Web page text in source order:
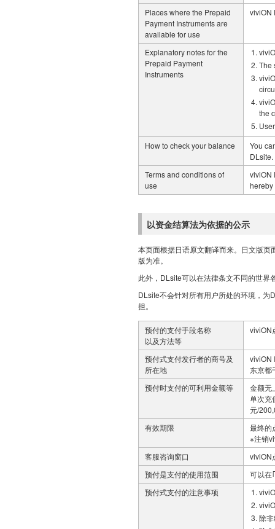
Places where the Prepaid
Payment Instruments are
available for use
viviON
Explanatory notes for the
Prepaid Payment
Instruments
The
the
How to check your balance
You
DLsite.
Terms and conditions of
use
viviON
hereby
以资金结算法为依据的公示
本页面根据日语原文翻译而来。日文版
版为准。
此外，DLsite可以在法律条文不同的世
DLsite不会针对所有用户所处的环境，
担。
预付的支付手段名称
以及方法等
viviON
预付式支付发行者的商号及
所在地
viviON
东京都
预付时支付的可利用金额等
金额无
单次充
元/
有效期限
最终的
※注销
客服咨询窗口
viviON
预付是支付的使用范围
可以在
预付式支付的注意事项
除